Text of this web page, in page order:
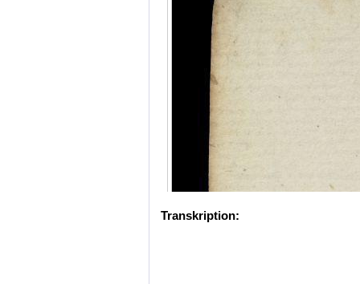
Transkription: